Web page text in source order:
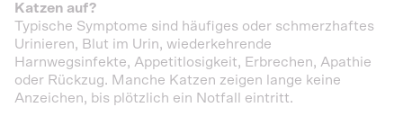
Katzen auf?
Typische Symptome sind häufiges oder schmerzhaftes
Urinieren, Blut im Urin, wiederkehrende
Harnwegsinfekte, Appetitlosigkeit, Erbrechen, Apathie
oder Rückzug. Manche Katzen zeigen lange keine
Anzeichen, bis plötzlich ein Notfall eintritt.